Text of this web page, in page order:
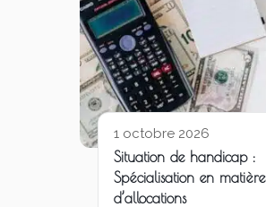
1 octobre 2026
Situation de handicap :
Spécialisation en matière
d’allocations